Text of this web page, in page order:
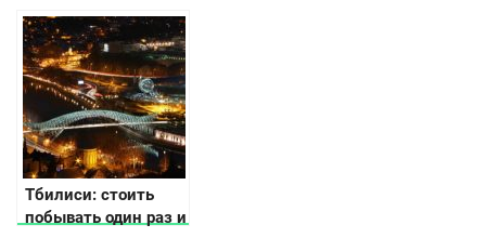
Тернопільщини»
Тбилиси: стоить
побывать один раз и